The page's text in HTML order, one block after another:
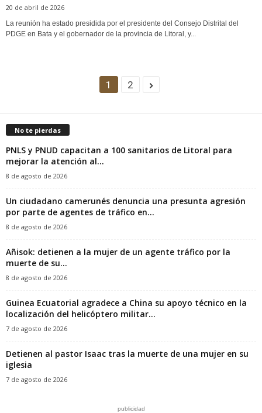
20 de abril de 2026
La reunión ha estado presidida por el presidente del Consejo Distrital del
PDGE en Bata y el gobernador de la provincia de Litoral, y...
1 2
No te pierdas
PNLS y PNUD capacitan a 100 sanitarios de Litoral para
mejorar la atención al...
8 de agosto de 2026
‎Un ciudadano camerunés denuncia una presunta agresión
por parte de agentes de tráfico en...
8 de agosto de 2026
Añisok: detienen a la mujer de un agente tráfico por la
muerte de su...
8 de agosto de 2026
Guinea Ecuatorial agradece a China su apoyo técnico en la
localización del helicóptero militar...
7 de agosto de 2026
‎Detienen al pastor Isaac tras la muerte de una mujer en su
iglesia‎
7 de agosto de 2026
publicidad